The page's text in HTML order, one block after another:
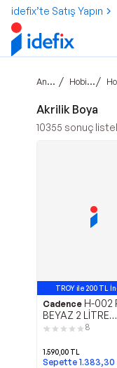
idefix’te Satış Yapın
Ana sayfa / Hobi & Kültür /
Akrilik Boya
10355 sonuç
TROY ile 200 TL
Cadence H-002
BEYAZ 2 LİTRE
MULTISURFACE
8
1.590,00 TL
Sepette 1.383,30